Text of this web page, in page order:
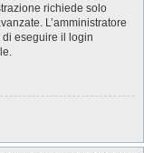
richiede solo
L’amministratore
eseguire il login